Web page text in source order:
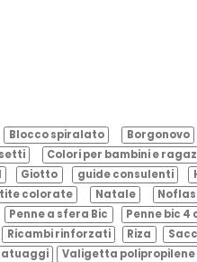
Blocco spiralato Borgonovo
Colori per bambini e
Giotto guide consulenti
colorate Natale
Penne a sfera Bic Penne bic 4
Ricambi rinforzati Riza
Valigetta polipropilene